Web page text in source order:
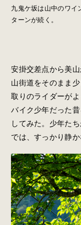
九鬼ケ坂は山中のワイ
ターンが続く。
安掛交差点から美
山街道をそのまま
取りのライダーが
バイク少年だった
してみた。少年た
では、すっかり静